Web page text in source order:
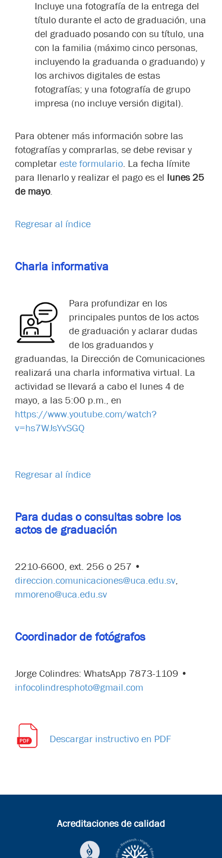
Incluye una fotografía de la entrega del
título durante el acto de graduación, una
del graduado posando con su título, una
con la familia (máximo cinco personas,
incluyendo la graduanda o graduando) y
los archivos digitales de estas
fotografías; y una fotografía de grupo
impresa (no incluye versión digital).
Para obtener más información sobre las
fotografías y comprarlas, se debe revisar y
completar este formulario. La fecha límite
para llenarlo y realizar el pago es el lunes 25
de mayo.
Regresar al índice
Charla informativa
Para profundizar en los
principales puntos de los actos
de graduación y aclarar dudas
de los graduandos y
graduandas, la Dirección de Comunicaciones
realizará una charla informativa virtual. La
actividad se llevará a cabo el lunes 4 de
mayo, a las 5:00 p.m., en
https://www.youtube.com/watch?
v=hs7WJsYvSGQ
Regresar al índice
Para dudas o consultas sobre los
actos de graduación
2210-6600, ext. 256 o 257 •
direccion.comunicaciones@uca.edu.sv,
mmoreno@uca.edu.sv
Coordinador de fotógrafos
Jorge Colindres: WhatsApp 7873-1109 •
infocolindresphoto@gmail.com
Descargar instructivo en PDF
Acreditaciones de calidad